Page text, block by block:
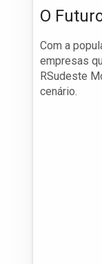
O
Com a
empresas
RSudeste
cenário.